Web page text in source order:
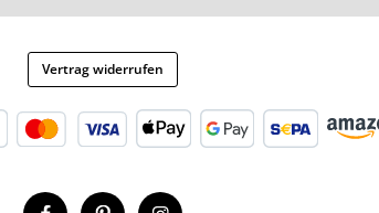
Vertrag widerrufen